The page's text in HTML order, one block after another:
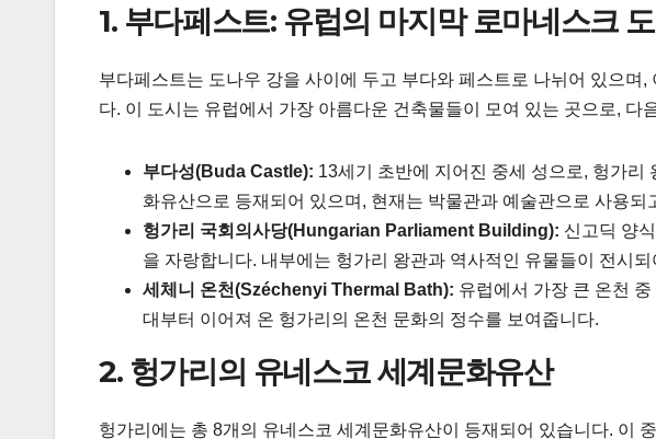
1. 부다페스트: 유럽의 마지막 로마네스크
부다페스트는 도나우 강을 사이에 두고 부다와 페스트로 나뉘어 있으며
다. 이 도시는 유럽에서 가장 아름다운 건축물들이 모여 있는 곳으로, 다
부다성(Buda Castle): 13세기 초반에 지어진 중세 성으로, 헝가리
화유산으로 등재되어 있으며, 현재는 박물관과 예술관으로 사용되
헝가리 국회의사당(Hungarian Parliament Building): 신고딕 양
을 자랑합니다. 내부에는 헝가리 왕관과 역사적인 유물들이 전시되
세체니 온천(Széchenyi Thermal Bath): 유럽에서 가장 큰 온천
대부터 이어져 온 헝가리의 온천 문화의 정수를 보여줍니다.
2. 헝가리의 유네스코 세계문화유산
헝가리에는 총 8개의 유네스코 세계문화유산이 등재되어 있습니다. 이